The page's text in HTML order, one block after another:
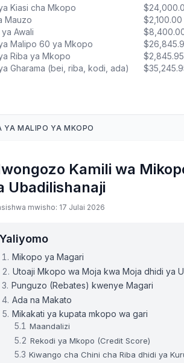
Kiasi cha Mkopo
Mauzo
$2,100.00
Awali
Malipo 60 ya Mkopo
Riba ya Mkopo
$2,845.95
Gharama (bei, riba, kodi, ada)
YA MALIPO YA MKOPO
$24,000.00
$23,283.79
$22,923.68 $85.96
$22,562.21
$22,199.38
Kamili wa
Ubadilishanaji
mwisho: 17 Julai 2026
Yaliyomo
Mikopo ya Magari
Utoaji Mkopo wa Moja kwa Moja dhidi ya
Punguzo (Rebates) kwenye Magari
Ada na Makato
Mikakati ya kupata mkopo wa gari
Maandalizi
Rekodi ya Mkopo (Credit Score)
Kiwango cha Chini cha Riba dhidi ya